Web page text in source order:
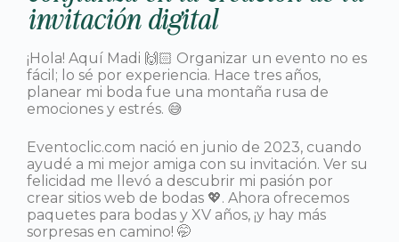
invitación digital
¡Hola! Aquí Madi 🙌🏻 Organizar un evento no es
fácil; lo sé por experiencia. Hace tres años,
planear mi boda fue una montaña rusa de
emociones y estrés. 😅
Eventoclic.com nació en junio de 2023, cuando
ayudé a mi mejor amiga con su invitación. Ver su
felicidad me llevó a descubrir mi pasión por
crear sitios web de bodas 💖. Ahora ofrecemos
paquetes para bodas y XV años, ¡y hay más
sorpresas en camino! 🤭